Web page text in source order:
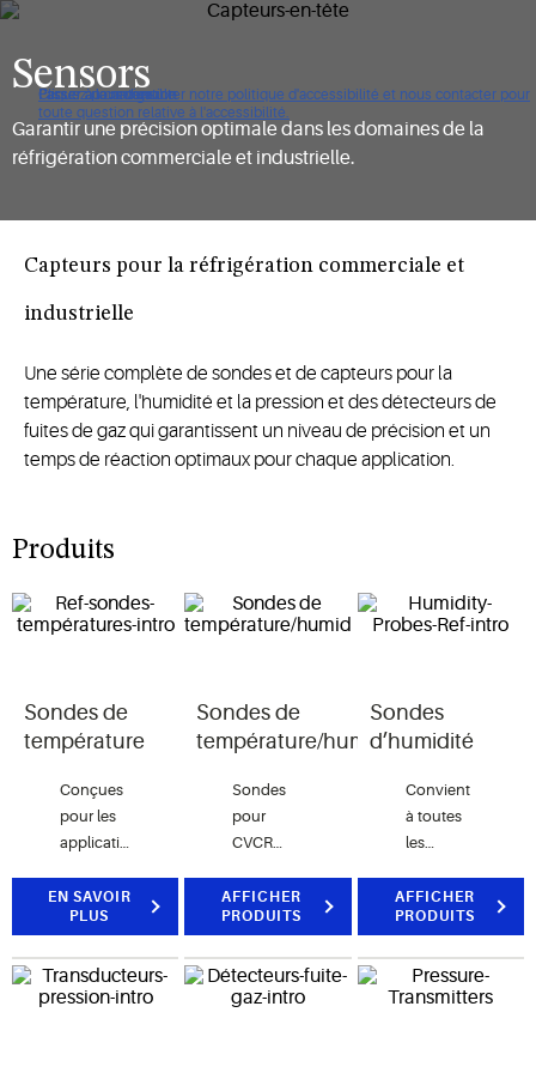
Cliquez pour consulter notre politique d'accessibilité et nous contacter pour
toute question relative à l'accessibilité.
Passer à la navigation
Passer au contenu
Passer à la recherche
Sensors
Garantir une précision optimale dans les domaines de la
réfrigération commerciale et industrielle.
Capteurs pour la réfrigération commerciale et
industrielle ​​​​​​​
Une série complète de sondes et de capteurs pour la
température, l'humidité et la pression et des détecteurs de
fuites de gaz qui garantissent un niveau de précision et un
temps de réaction optimaux pour chaque application.
Produits
Sondes de
température
Conçues
pour les
applications
lesquelles
une
élevée et
un faible
EN SAVOIR
PLUS
Sondes de
température/humidité
Sondes
pour
CVCR
calcul de
point de
sortie
RS485. Utilisée
AFFICHER
PRODUITS
Sondes
d’humidité
Convient
à toutes
les
pour
lesquelles
nécessaire
de
AFFICHER
PRODUITS